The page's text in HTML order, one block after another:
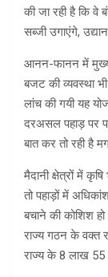
की जा रही है कि
सब्जी उगाएंगे,
आनन-फानन में
बजट की व्यवस्था
लांच की गयी यह
दरअसल पहाड़ पर
बात कर तो रही है
मैदानी क्षेत्रों में
तो पहाड़ों में
बचाने की कोशिश
राज्य गठन के वक्त
राज्य के 8 लाख 55